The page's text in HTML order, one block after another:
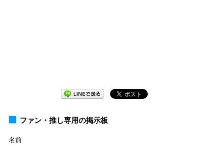
ファン・推し専用の掲示板
名前